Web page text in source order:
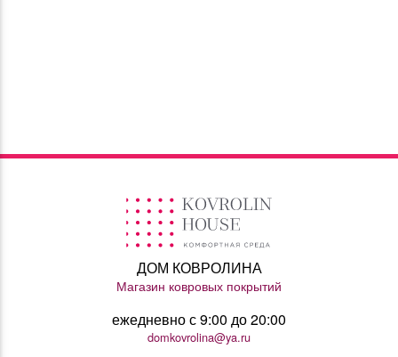
ДОМ КОВРОЛИНА
Магазин ковровых покрытий
ежедневно с 9:00 до 20:00
domkovrolina@ya.ru